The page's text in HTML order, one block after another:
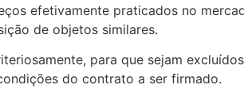
efetivamente praticados no
de objetos similares.
para que sejam
do contrato a ser firmado.